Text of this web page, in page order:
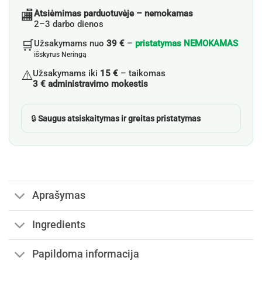
🏬Atsiėmimas parduotuvėje – nemokamas
2–3 darbo dienos
🛒Užsakymams nuo 39 € – pristatymas NEMOKAMAS
išskyrus Neringą
⚠️Užsakymams iki 15 € – taikomas
3 € administravimo mokestis
🔒Saugus atsiskaitymas ir greitas pristatymas
Aprašymas
Ingredients
Papildoma informacija